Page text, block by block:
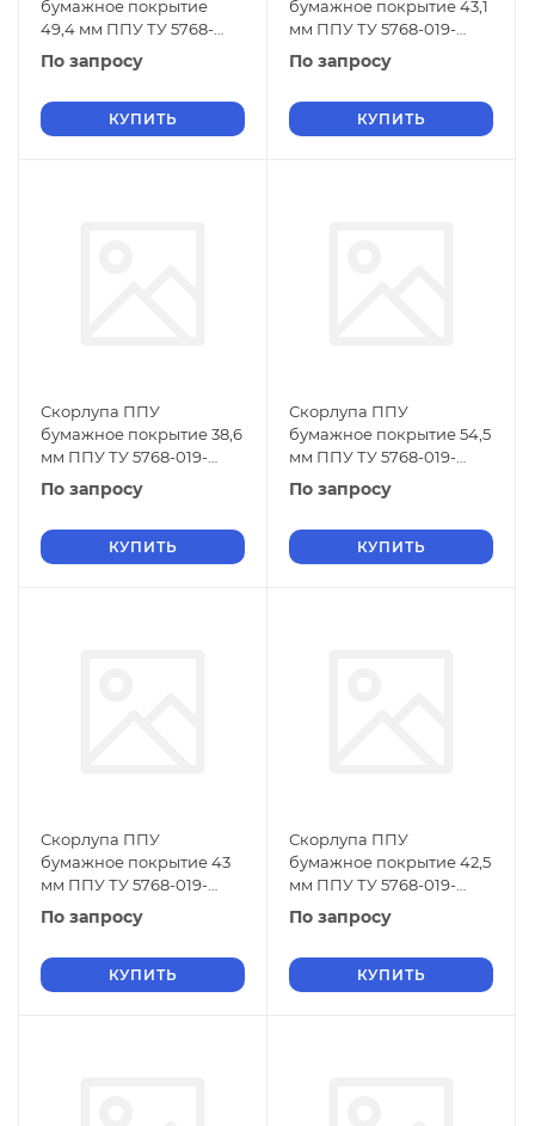
бумажное покрытие
49,4 мм ППУ ТУ 5768-
019-01297858-01
По запросу
КУПИТЬ
бумажное покрытие 43,1
мм ППУ ТУ 5768-019-
01297858-01
По запросу
КУПИТЬ
Скорлупа ППУ
бумажное покрытие 38,6
мм ППУ ТУ 5768-019-
01297858-01
По запросу
КУПИТЬ
Скорлупа ППУ
бумажное покрытие 54,5
мм ППУ ТУ 5768-019-
01297858-01
По запросу
КУПИТЬ
Скорлупа ППУ
бумажное покрытие 43
мм ППУ ТУ 5768-019-
01297858-01
По запросу
КУПИТЬ
Скорлупа ППУ
бумажное покрытие 42,5
мм ППУ ТУ 5768-019-
01297858-01
По запросу
КУПИТЬ